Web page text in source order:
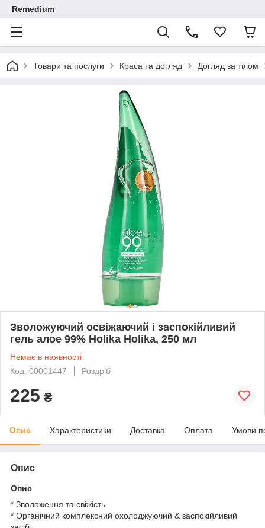
Remedium
Товари та послуги Краса та догляд Догляд за тілом
Зволожуючий освіжаючий і заспокійливий
гель алое 99% Holika Holika, 250 мл
Немає в наявності
Код: 00001447
Роздріб
225 ₴
Опис Характеристики Доставка Оплата Умови
Опис
Опис
* Зволоження та свіжість
* Органічний комплексний охолоджуючий & заспокійливий